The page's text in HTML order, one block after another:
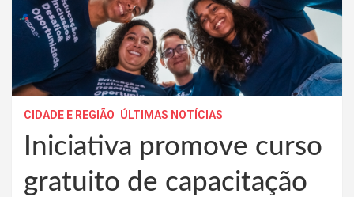
CIDADE E REGIÃO ÚLTIMAS NOTÍCIAS
Iniciativa promove curso
gratuito de capacitação